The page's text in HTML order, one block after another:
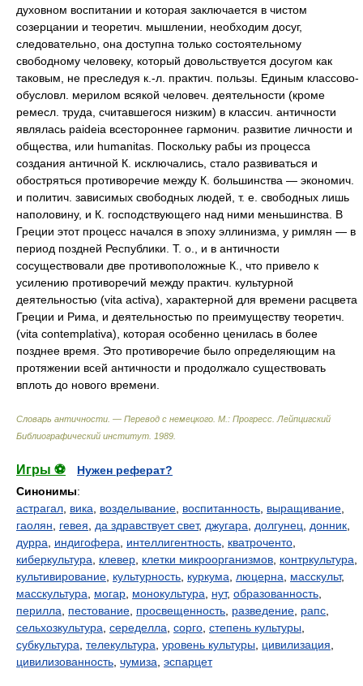
духовном воспитании и которая заключается в чистом
созерцании и теоретич. мышлении, необходим досуг,
следовательно, она доступна только состоятельному
свободному человеку, который довольствуется досугом как
таковым, не преследуя к.-л. практич. пользы. Единым классово-
обусловл. мерилом всякой человеч. деятельности (кроме
ремесл. труда, считавшегося низким) в классич. античности
являлась paideia всестороннее гармонич. развитие личности и
общества, или humanitas. Поскольку рабы из процесса
создания античной К. исключались, стало развиваться и
обостряться противоречие между К. большинства — экономич.
и политич. зависимых свободных людей, т. е. свободных лишь
наполовину, и К. господствующего над ними меньшинства. В
Греции этот процесс начался в эпоху эллинизма, у римлян — в
период поздней Республики. Т. о., и в античности
сосуществовали две противоположные К., что привело к
усилению противоречий между практич. культурной
деятельностью (vita activa), характерной для времени расцвета
Греции и Рима, и деятельностью по преимуществу теоретич.
(vita contemplativa), которая особенно ценилась в более
позднее время. Это противоречие было определяющим на
протяжении всей античности и продолжало существовать
вплоть до нового времени.
Словарь античности. — Перевод с немецкого. М.: Прогресс Лейпцигский
Библиографический институт 1989
Игры ⚽
Нужен реферат?
Синонимы:
астрагал вика возделывание воспитанность выращивание
гаолян
гевея да здравствует свет, джугара долгунец донник
дурра
индигофера интеллигентность кватроченто
киберкультура
клевер клетки микроорганизмов контркультура
культивирование культурность куркума люцерна масскульт,
масскультура
могар монокультура нут, образованность
перилла
пестование просвещенность разведение рапс
сельхозкультура середелла сорго степень культуры
субкультура телекультура уровень культуры цивилизация
цивилизованность чумиза эспарцет